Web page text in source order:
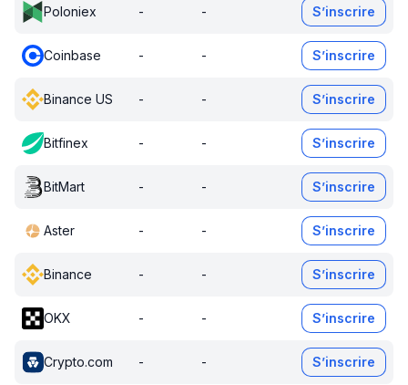
Poloniex - - S’inscrire
Coinbase - - S’inscrire
Binance US - - S’inscrire
Bitfinex - - S’inscrire
BitMart - - S’inscrire
Aster - - S’inscrire
Binance - - S’inscrire
OKX - - S’inscrire
Crypto.com - - S’inscrire